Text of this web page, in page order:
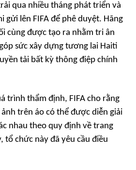
qua nhiều tháng phát triển và
gửi lên FIFA để phê duyệt. Hãng
cùng được tạo ra nhằm tri ân
sức xây dựng tương lai Haiti
tải bất kỳ thông điệp chính
trình thẩm định, FIFA cho rằng
trên áo có thể được diễn giải
nhau theo quy định về trang
tổ chức này đã yêu cầu điều